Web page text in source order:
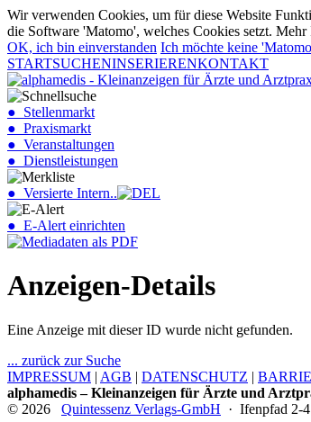
Wir verwenden Cookies, um für diese Website
die Software 'Matomo', welches Cookies setzt.
OK, ich bin einverstanden Ich möchte keine
STARTSUCHENINSERIERENKONTAKT
● Stellenmarkt
● Praxismarkt
● Veranstaltungen
● Dienstleistungen
● Versierte Intern..
● E-Alert einrichten
Anzeigen-Details
Eine Anzeige mit dieser ID wurde nicht gefunden.
... zurück zur Suche
IMPRESSUM | AGB | DATENSCHUTZ |
alphamedis – Kleinanzeigen für Ärzte und
© 2026 Quintessenz Verlags-GmbH · Ifenpfad 2-